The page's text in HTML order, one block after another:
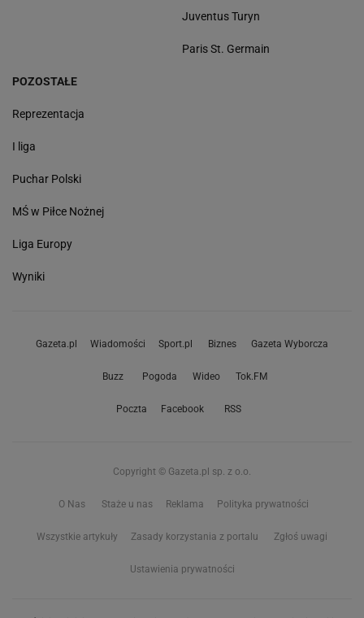
Juventus Turyn
Paris St. Germain
POZOSTAŁE
Reprezentacja
I liga
Puchar Polski
MŚ w Piłce Nożnej
Liga Europy
Wyniki
Gazeta.pl Wiadomości Sport.pl Biznes Gazeta Wyborcza
Buzz Pogoda Wideo Tok.FM
Poczta Facebook RSS
Copyright © Gazeta.pl sp. z o.o.
O Nas Staże u nas Reklama Polityka prywatności
Wszystkie artykuły Zasady korzystania z portalu Zgłoś uwagi
Ustawienia prywatności